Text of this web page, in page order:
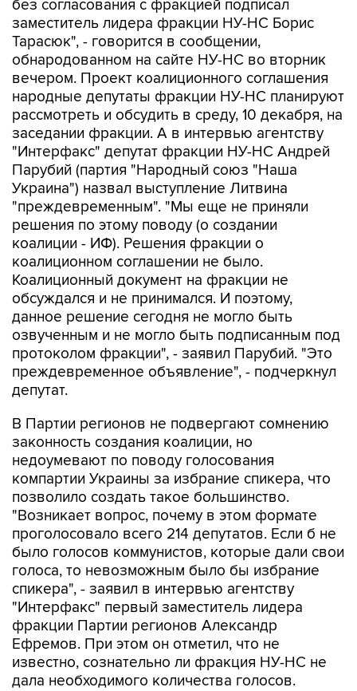
без согласования с фракцией подписал
заместитель лидера фракции НУ-НС Борис
Тарасюк", - говорится в сообщении,
обнародованном на сайте НУ-НС во вторник
вечером. Проект коалиционного соглашения
народные депутаты фракции НУ-НС планируют
рассмотреть и обсудить в среду, 10 декабря, на
заседании фракции. А в интервью агентству
"Интерфакс" депутат фракции НУ-НС Андрей
Парубий (партия "Народный союз "Наша
Украина") назвал выступление Литвина
"преждевременным". "Мы еще не приняли
решения по этому поводу (о создании
коалиции - ИФ). Решения фракции о
коалиционном соглашении не было.
Коалиционный документ на фракции не
обсуждался и не принимался. И поэтому,
данное решение сегодня не могло быть
озвученным и не могло быть подписанным под
протоколом фракции", - заявил Парубий. "Это
преждевременное объявление", - подчеркнул
депутат.
В Партии регионов не подвергают сомнению
законность создания коалиции, но
недоумевают по поводу голосования
компартии Украины за избрание спикера, что
позволило создать такое большинство.
"Возникает вопрос, почему в этом формате
проголосовало всего 214 депутатов. Если б не
было голосов коммунистов, которые дали свои
голоса, то невозможным было бы избрание
спикера", - заявил в интервью агентству
"Интерфакс" первый заместитель лидера
фракции Партии регионов Александр
Ефремов. При этом он отметил, что не
известно, сознательно ли фракция НУ-НС не
дала необходимого количества голосов.